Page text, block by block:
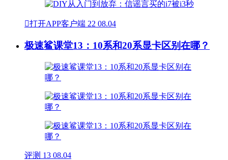
打开APP客户端 22 08.04
极速鲨课堂13：10系和20系显卡区别在哪？
评测 13 08.04